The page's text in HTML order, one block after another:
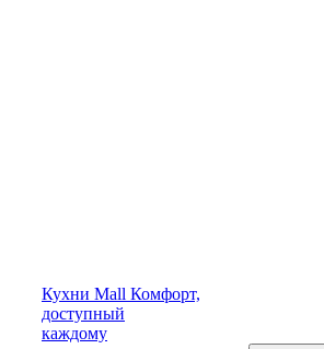
Кухни Mall Комфорт,
доступный
каждому